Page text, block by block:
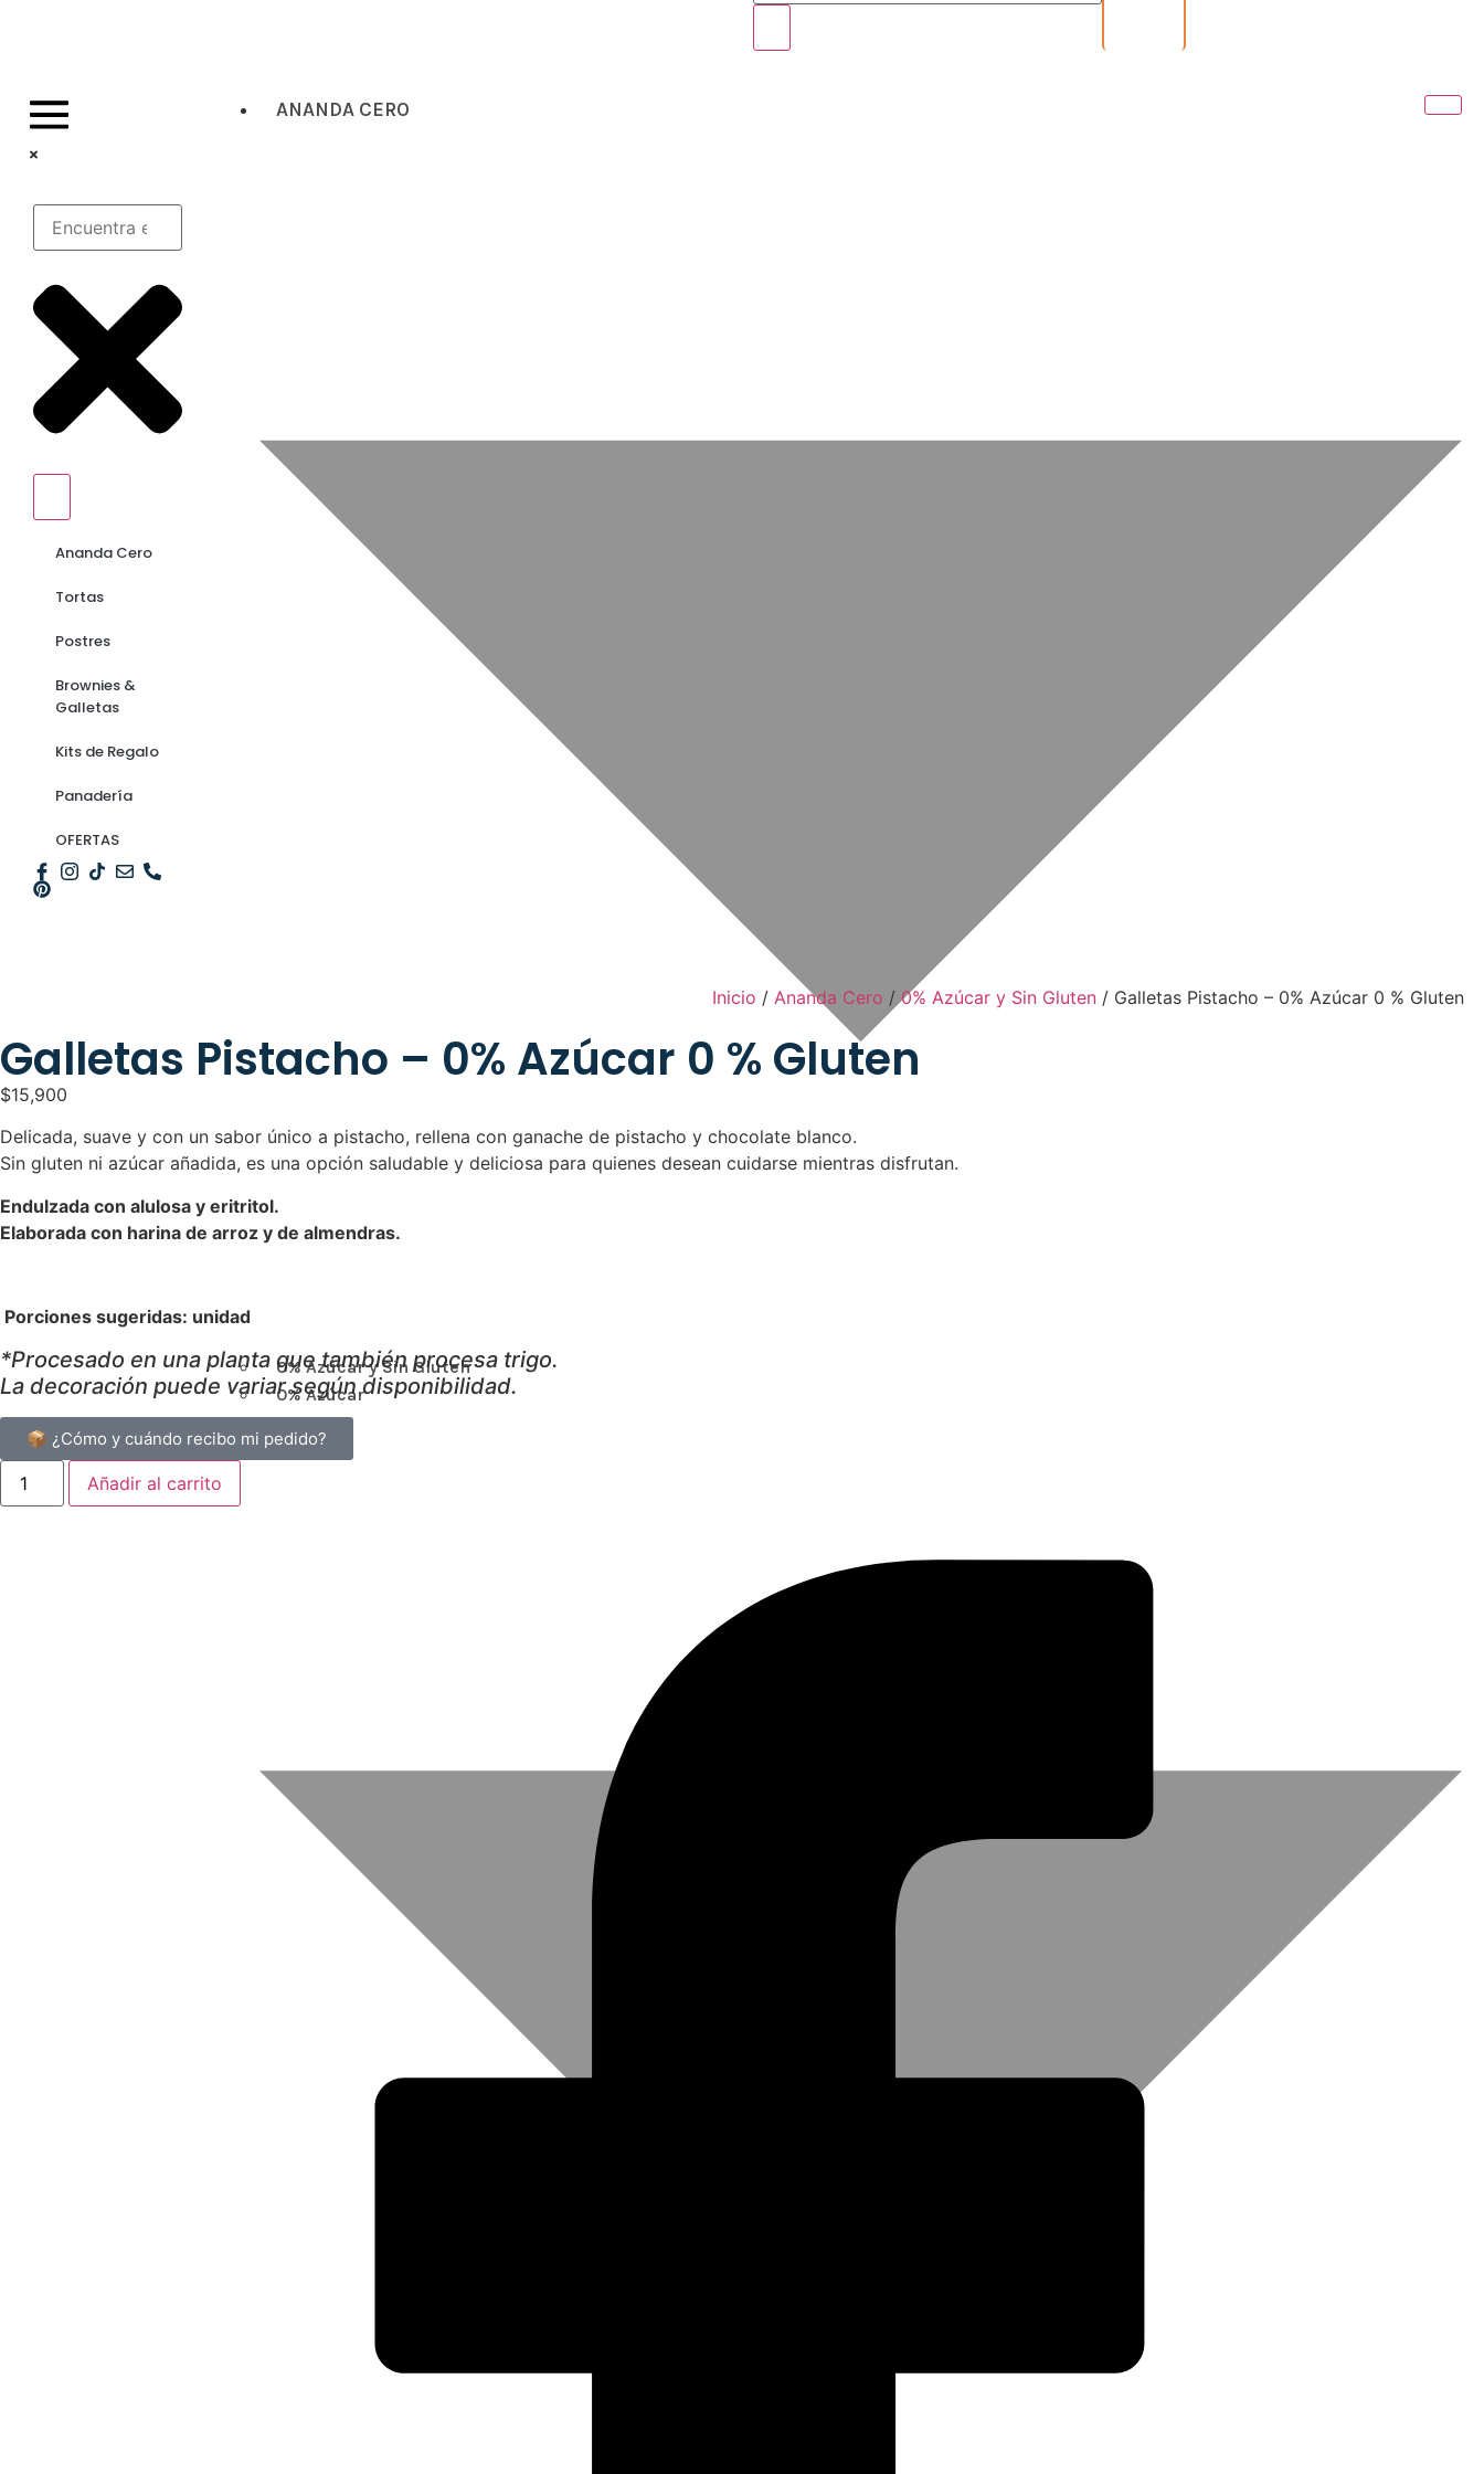
Ananda Cero
Tortas
Postres
Brownies &
Galletas
Kits de Regalo
Panadería
OFERTAS
ANANDA CERO
0% Azúcar y Sin Gluten
0% Azúcar
TORTAS
Inicio / Ananda Cero /0% Azúcar y Sin Gluten / Galletas Pistacho – 0% Azúcar 0 % Gluten
Galletas Pistacho – 0% Azúcar 0 % Gluten
$15,900
Delicada, suave y con un sabor único a pistacho, rellena con ganache de pistacho y chocolate blanco.
Sin gluten ni azúcar añadida, es una opción saludable y deliciosa para quienes desean cuidarse mientras disfrutan.
Endulzada con alulosa y eritritol.
Elaborada con harina de arroz y de almendras.
Porciones sugeridas: unidad
*Procesado en una planta que también procesa trigo.
La decoración puede variar según disponibilidad.
📦 ¿Cómo y cuándo recibo mi pedido?
Añadir al carrito